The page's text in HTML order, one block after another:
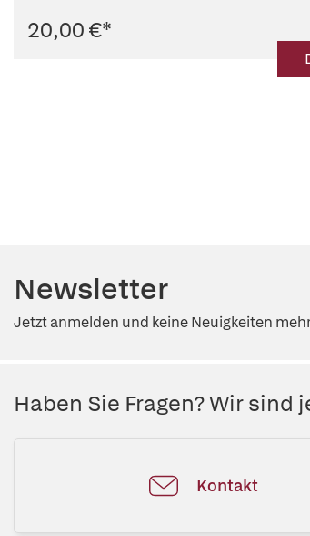
20,00 €*
Newsletter
Jetzt anmelden und keine Neuigkeiten
Haben Sie Fragen? Wir sind
Kontakt